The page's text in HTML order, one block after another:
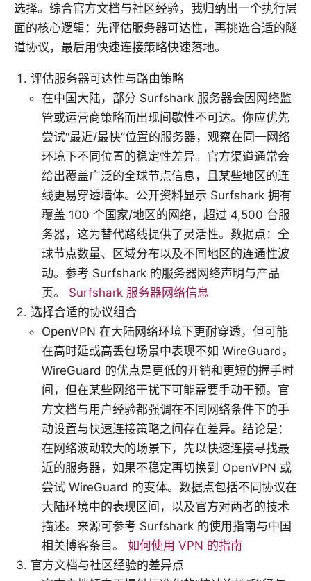
选择。综合官方文档与社区经验，我归纳出一个执行层
面的核心逻辑：先评估服务器可达性，再挑选合适的隧
道协议，最后用快速连接策略快速落地。
评估服务器可达性与路由策略
在中国大陆，部分 Surfshark 服务器会因网络监
管或运营商策略而出现间歇性不可达。你应优先
尝试“最近/最快”位置的服务器，观察在同一网络
环境下不同位置的稳定性差异。官方渠道通常会
给出覆盖广泛的全球节点信息，且某些地区的连
线更易穿透墙体。公开资料显示 Surfshark 拥有
覆盖 100 个国家/地区的网络，超过 4,500 台服
务器，这为替代路线提供了灵活性。数据点：全
球节点数量、区域分布以及不同地区的连通性波
动。参考 Surfshark 的服务器网络声明与产品
页。 Surfshark 服务器网络信息
选择合适的协议组合
OpenVPN 在大陆网络环境下更耐穿透，但可能
在高时延或高丢包场景中表现不如 WireGuard。
WireGuard 的优点是更低的开销和更短的握手时
间，但在某些网络干扰下可能需要手动干预。官
方文档与用户经验都强调在不同网络条件下的手
动设置与快速连接策略之间存在差异。结论是：
在网络波动较大的场景下，先以快速连接寻找最
近的服务器，如果不稳定再切换到 OpenVPN 或
尝试 WireGuard 的变体。数据点包括不同协议在
大陆环境中的表现区间，以及官方对两者的技术
描述。来源可参考 Surfshark 的使用指南与中国
相关博客条目。 如何使用 VPN 的指南
官方文档与社区经验的差异点